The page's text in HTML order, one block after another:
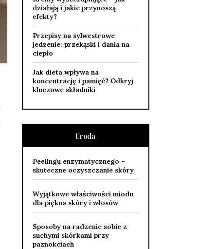
działają i jakie przynoszą
efekty?
Przepisy na sylwestrowe
jedzenie: przekąski i dania na
ciepło
Jak dieta wpływa na
koncentrację i pamięć? Odkryj
kluczowe składniki
Uroda
Peelingu enzymatycznego –
skuteczne oczyszczanie skóry
Wyjątkowe właściwości miodu
dla piękna skóry i włosów
Sposoby na radzenie sobie z
suchymi skórkami przy
paznokciach